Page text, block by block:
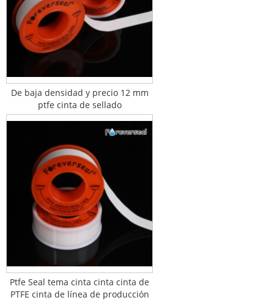
De baja densidad y precio 12 mm
ptfe cinta de sellado
Ptfe Seal tema cinta cinta cinta de
PTFE cinta de línea de producción